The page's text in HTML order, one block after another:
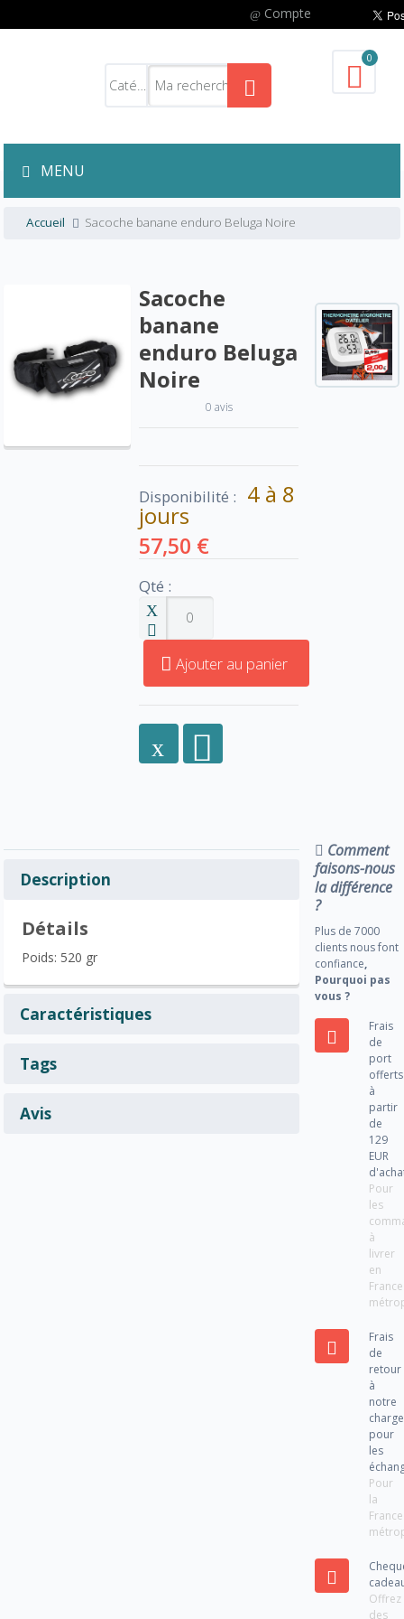
Compte
0
MENU
Accueil Sacoche banane enduro Beluga Noire
Sacoche
banane
enduro Beluga
Noire
0 avis
Disponibilité : 4 à 8
jours
57,50 €
Qté :
Ajouter au panier
Description
Détails
Poids: 520 gr
Caractéristiques
Tags
Avis
Comment
faisons-nous
la différence
?
Plus de 7000
clients nous font
confiance,
Pourquoi pas
vous ?
Frais
de
port
offerts
à
partir
de
129
EUR
Pour
les
à
livrer
en
France
Frais
de
retour
à
notre
charge
pour
les
Pour
la
France
Offrez
des